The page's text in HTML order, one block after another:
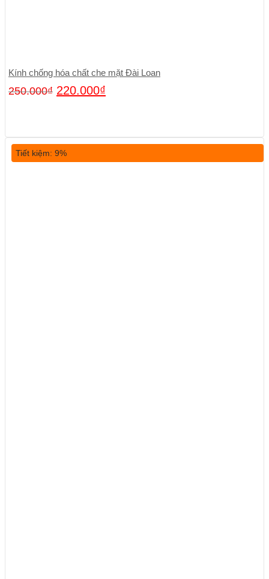
Kính chống hóa chất che mặt Đài Loan
250.000₫ 220.000₫
Tiết kiệm: 9%